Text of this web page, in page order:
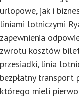
urlopowe, jak i
liniami lotniczymi
zapewnienia
zwrotu kosztów
przesiadki, linia
bezpłatny transport
którego mieli